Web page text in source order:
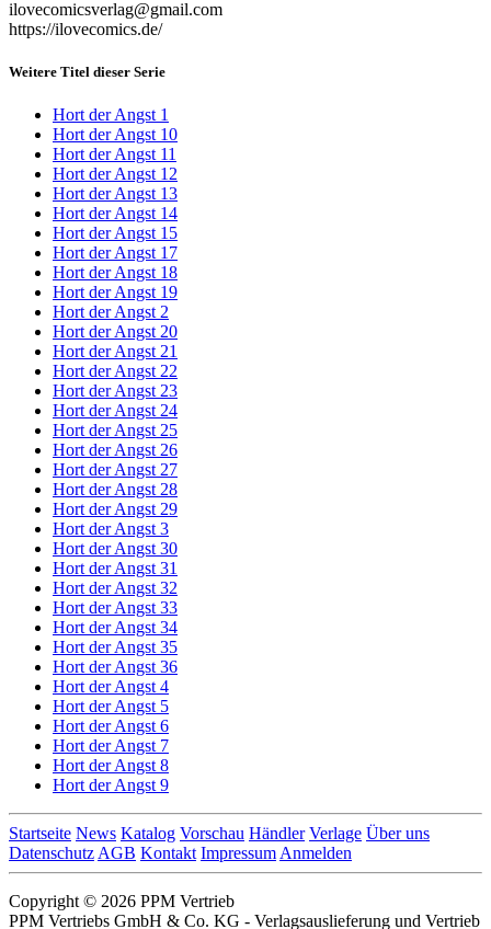
ilovecomicsverlag@gmail.com
https://ilovecomics.de/
Weitere Titel dieser Serie
Hort der Angst 1
Hort der Angst 10
Hort der Angst 11
Hort der Angst 12
Hort der Angst 13
Hort der Angst 14
Hort der Angst 15
Hort der Angst 17
Hort der Angst 18
Hort der Angst 19
Hort der Angst 2
Hort der Angst 20
Hort der Angst 21
Hort der Angst 22
Hort der Angst 23
Hort der Angst 24
Hort der Angst 25
Hort der Angst 26
Hort der Angst 27
Hort der Angst 28
Hort der Angst 29
Hort der Angst 3
Hort der Angst 30
Hort der Angst 31
Hort der Angst 32
Hort der Angst 33
Hort der Angst 34
Hort der Angst 35
Hort der Angst 36
Hort der Angst 4
Hort der Angst 5
Hort der Angst 6
Hort der Angst 7
Hort der Angst 8
Hort der Angst 9
Startseite News Katalog Vorschau Händler Verlage Über uns
Datenschutz AGB Kontakt Impressum Anmelden
Copyright © 2026 PPM Vertrieb
PPM Vertriebs GmbH & Co. KG - Verlagsauslieferung und Vertrieb